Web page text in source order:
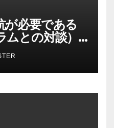
が必要である
ムとの対談）
・レポート